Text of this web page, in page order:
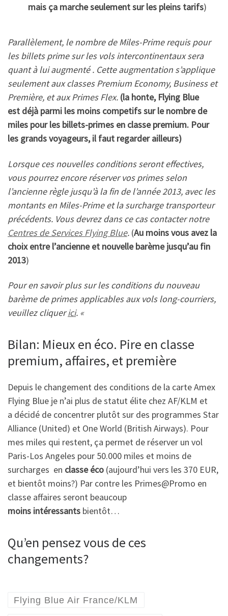
mais ça marche seulement sur les pleins tarifs)
Parallèlement, le nombre de Miles-Prime requis pour
les billets prime sur les vols intercontinentaux sera
quant à lui augmenté . Cette augmentation s’applique
seulement aux classes Premium Economy, Business et
Première, et aux Primes Flex. (la honte, Flying Blue
est déjà parmi les moins competifs sur le nombre de
miles pour les billets-primes en classe premium. Pour
les grands voyageurs, il faut regarder ailleurs)
Lorsque ces nouvelles conditions seront effectives,
vous pourrez encore réserver vos primes selon
l’ancienne règle jusqu’à la fin de l’année 2013, avec les
montants en Miles-Prime et la surcharge transporteur
précédents. Vous devrez dans ce cas contacter notre
Centres de Services Flying Blue. (Au moins vous avez la
choix entre l’ancienne et nouvelle barème jusqu’au fin
2013)
Pour en savoir plus sur les conditions du nouveau
barème de primes applicables aux vols long-courriers,
veuillez cliquerici. «
Bilan: Mieux en éco. Pire en classe
premium, affaires, et première
Depuis le changement des conditions de la carte Amex
Flying Blue je n’ai plus de statut élite chez AF/KLM et
a décidé de concentrer plutôt sur des programmes Star
Alliance (United) et One World (British Airways). Pour
mes miles qui restent, ça permet de réserver un vol
Paris-Los Angeles pour 50.000 miles et moins de
surcharges en classe éco (aujourd’hui vers les 370 EUR,
et bientôt moins?) Par contre les Primes@Promo en
classe affaires seront beaucoup
moins intéressants bientôt…
Qu’en pensez vous de ces
changements?
Flying Blue Air France/KLM